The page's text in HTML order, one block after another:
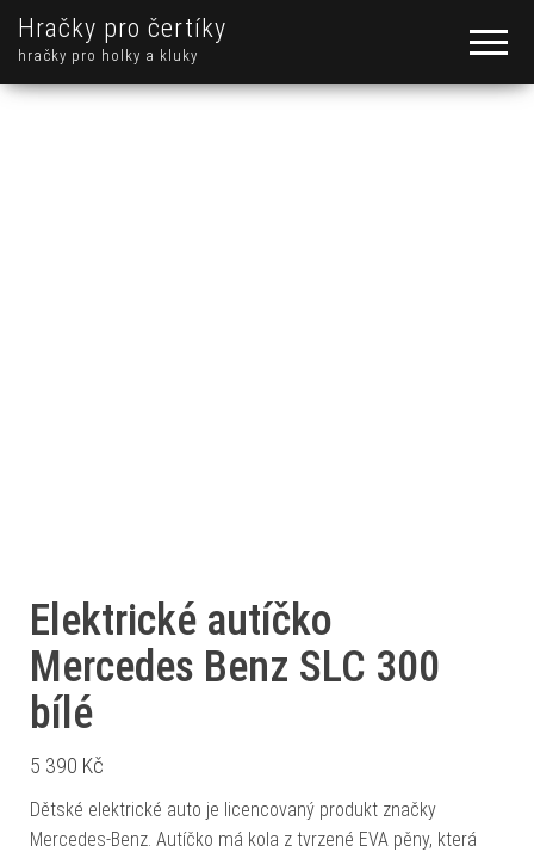
Hračky pro čertíky
hračky pro holky a kluky
Elektrické autíčko
Mercedes Benz SLC 300
bílé
5 390 Kč
Dětské elektrické auto je licencovaný produkt značky
Mercedes-Benz. Autíčko má kola z tvrzené EVA pěny, která